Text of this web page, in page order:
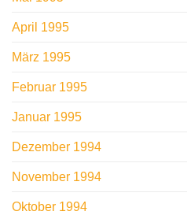
April 1995
März 1995
Februar 1995
Januar 1995
Dezember 1994
November 1994
Oktober 1994